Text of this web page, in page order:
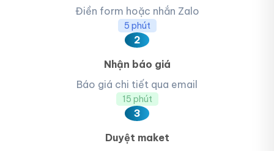
Điền form hoặc nhắn Zalo
5 phút
2
Nhận báo giá
Báo giá chi tiết qua email
15 phút
3
Duyệt maket